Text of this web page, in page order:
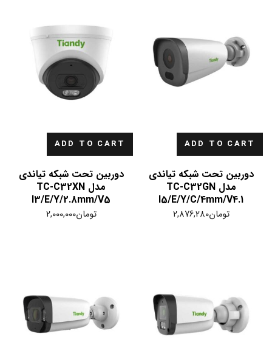
ADD TO CART
دوربین تحت شبکه تیاندی
مدل TC-C32GN
I5/E/Y/C/4mm/V4.1
تومان2,876,280
ADD TO CART
دوربین تحت شبکه تیاندی
مدل TC-C32XN
I3/E/Y/2.8mm/V5
تومان2,000,000